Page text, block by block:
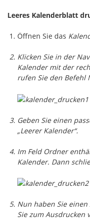
Leeres Kalenderblatt
Öffnen Sie das
Klicken Sie in der
Kalendermit der
rufen Sie den Befehl
Geben Sie einen
„Leerer Kalender“.
Im Feld Ordner
Kalender. Dann
Nun haben Sie
Sie zum Ausdrucken